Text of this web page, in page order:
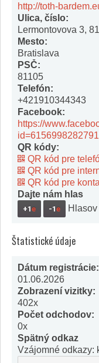
http://toth-
Ulica, číslo:
Lermontovova 3,
Mesto:
Bratislava
PSČ:
81105
Telefón:
+421910344343
Facebook:
https://
QR kódy:
QR kód pre
QR kód pre
QR kód pre
Dajte nám hlas
+1e -1e
Štatistické údaje
Dátum registrácie:
01.06.2026
Zobrazení vizitky:
402x
Počet odchodov:
0x
Spätný odkaz
Vzájomné odkazy: